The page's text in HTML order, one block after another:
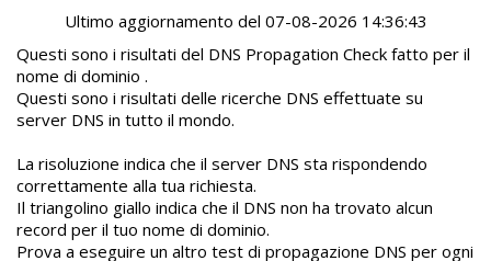
Ultimo aggiornamento del 07-08-2026 14:36:43
Questi sono i risultati del DNS Propagation Check fatto per il
nome di dominio .
Questi sono i risultati delle ricerche DNS effettuate su
server DNS in tutto il mondo.
La risoluzione indica che il server DNS sta rispondendo
correttamente alla tua richiesta.
Il triangolino giallo indica che il DNS non ha trovato alcun
record per il tuo nome di dominio.
Prova a eseguire un altro test di propagazione DNS per ogni